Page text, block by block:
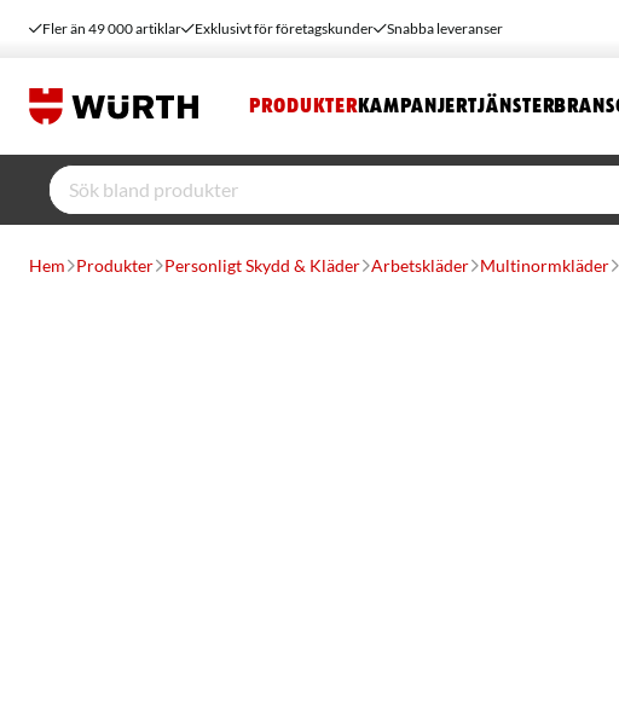
Fler än 49 000 artiklar Exklusivt för företagskunder Snabba leveranser
PRODUKTER KAMPANJERTJÄNSTER
Hem Produkter Personligt Skydd & Kläder Arbetskläder Multinormkläder